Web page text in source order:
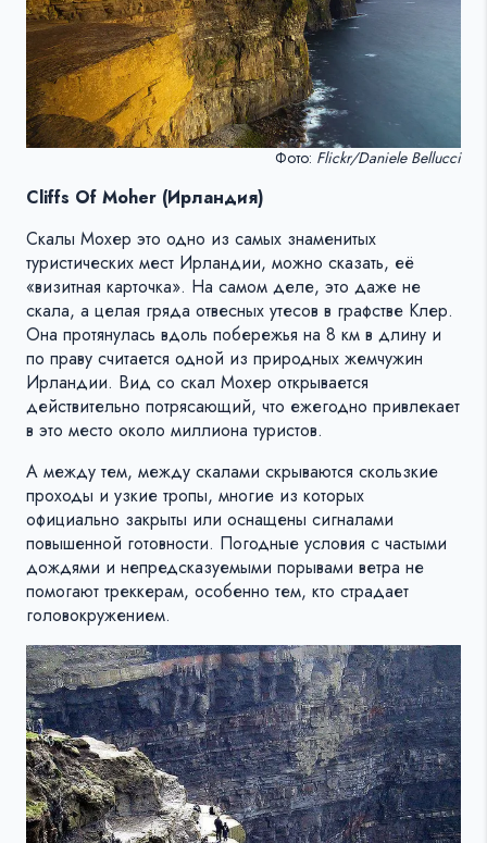
Фото: Flickr/Daniele Bellucci
Cliffs Of Moher (Ирландия)
Скалы Мохер это одно из самых знаменитых
туристических мест Ирландии, можно сказать, её
«визитная карточка». На самом деле, это даже не
скала, а целая гряда отвесных утесов в графстве Клер.
Она протянулась вдоль побережья на 8 км в длину и
по праву считается одной из природных жемчужин
Ирландии. Вид со скал Мохер открывается
действительно потрясающий, что ежегодно привлекает
в это место около миллиона туристов.
А между тем, между скалами скрываются скользкие
проходы и узкие тропы, многие из которых
официально закрыты или оснащены сигналами
повышенной готовности. Погодные условия с частыми
дождями и непредсказуемыми порывами ветра не
помогают треккерам, особенно тем, кто страдает
головокружением.